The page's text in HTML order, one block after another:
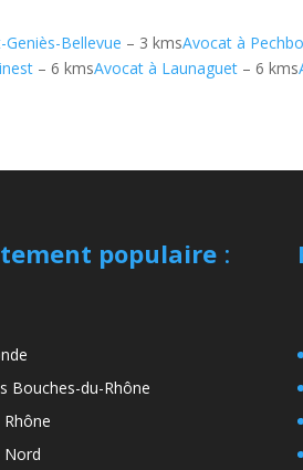
Bellevue – 3 kmsAvocat à
– 6 kmsAvocat à Launaguet – 6 kms
populaire:
Bouches-du-Rhône
Nord